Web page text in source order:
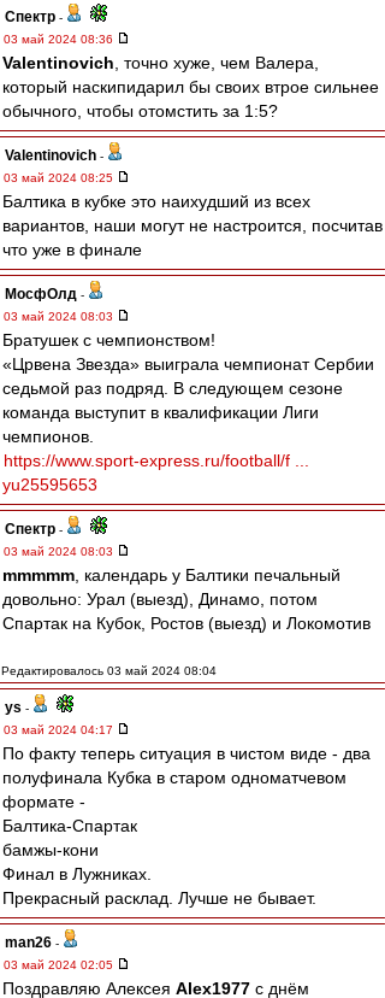
Спектр -
03 май 2024 08:36
Valentinovich , точно хуже, чем Валера,
который наскипидарил бы своих втрое сильнее
обычного, чтобы отомстить за 1:5?
Valentinovich -
03 май 2024 08:25
Балтика в кубке это наихудший из всех
вариантов, наши могут не настроится, посчитав
что уже в финале
МосфОлд -
03 май 2024 08:03
Братушек с чемпионством!
«Црвена Звезда» выиграла чемпионат Сербии
седьмой раз подряд. В следующем сезоне
команда выступит в квалификации Лиги
чемпионов.
https://www.sport-express.ru/football/f ...
yu25595653
Спектр -
03 май 2024 08:03
mmmmm , календарь у Балтики печальный
довольно: Урал (выезд), Динамо, потом
Спартак на Кубок, Ростов (выезд) и Локомотив
Редактировалось 03 май 2024 08:04
ys -
03 май 2024 04:17
По факту теперь ситуация в чистом виде - два
полуфинала Кубка в старом одноматчевом
формате -
Балтика-Спартак
бамжы-кони
Финал в Лужниках.
Прекрасный расклад. Лучше не бывает.
man26 -
03 май 2024 02:05
Поздравляю Алексея Alex1977 с днём